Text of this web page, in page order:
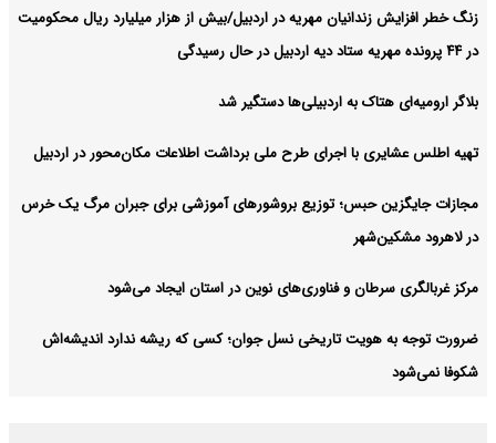
زنگ خطر افزایش زندانیان مهریه در اردبیل/بیش از هزار میلیارد ریال محکومیت
در ۴۴ پرونده مهریه ستاد دیه اردبیل در حال رسیدگی
بلاگر ارومیه‌ای هتاک به اردبیلی‌ها دستگیر شد
تهیه اطلس عشایری با اجرای طرح ملی برداشت اطلاعات مکان‌محور در اردبیل
مجازات جایگزین حبس؛ توزیع بروشورهای آموزشی برای جبران مرگ یک خرس
در لاهرود مشکین‌شهر
مرکز غربالگری سرطان و فناوری‌های نوین در استان ایجاد می‌شود
ضرورت توجه به هویت تاریخی نسل جوان؛ کسی که ریشه ندارد اندیشه‌اش
شکوفا نمی‌شود